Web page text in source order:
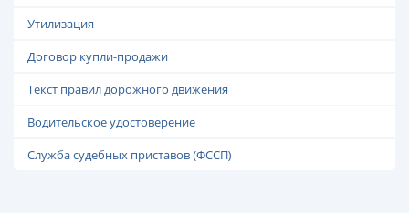
Утилизация
Договор купли-продажи
Текст правил дорожного движения
Водительское удостоверение
Служба судебных приставов (ФССП)